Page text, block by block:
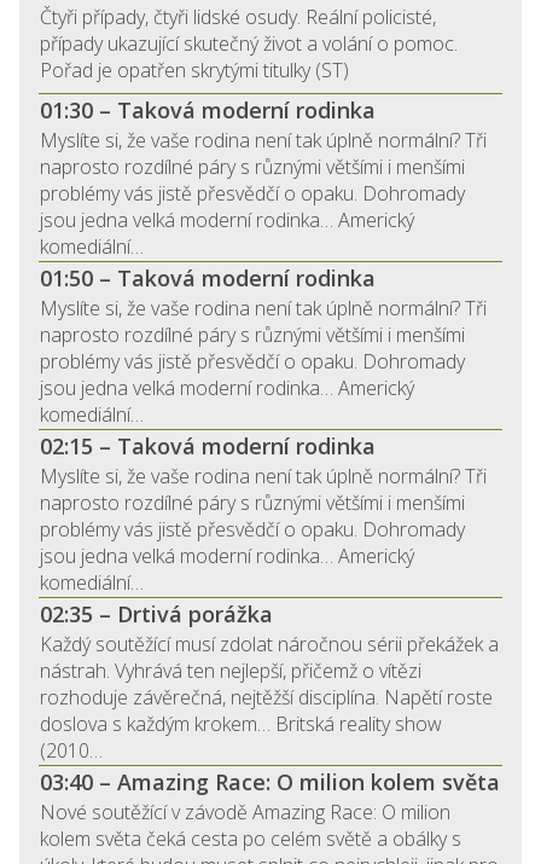
Čtyři případy, čtyři lidské osudy. Reální policisté,
případy ukazující skutečný život a volání o pomoc.
Pořad je opatřen skrytými titulky (ST)
01:30 – Taková moderní rodinka
Myslíte si, že vaše rodina není tak úplně normální? Tři
naprosto rozdílné páry s různými většími i menšími
problémy vás jistě přesvědčí o opaku. Dohromady
jsou jedna velká moderní rodinka… Americký
komediální…
01:50 – Taková moderní rodinka
Myslíte si, že vaše rodina není tak úplně normální? Tři
naprosto rozdílné páry s různými většími i menšími
problémy vás jistě přesvědčí o opaku. Dohromady
jsou jedna velká moderní rodinka… Americký
komediální…
02:15 – Taková moderní rodinka
Myslíte si, že vaše rodina není tak úplně normální? Tři
naprosto rozdílné páry s různými většími i menšími
problémy vás jistě přesvědčí o opaku. Dohromady
jsou jedna velká moderní rodinka… Americký
komediální…
02:35 – Drtivá porážka
Každý soutěžící musí zdolat náročnou sérii překážek a
nástrah. Vyhrává ten nejlepší, přičemž o vítězi
rozhoduje závěrečná, nejtěžší disciplína. Napětí roste
doslova s každým krokem… Britská reality show
(2010…
03:40 – Amazing Race: O milion kolem světa
Nové soutěžící v závodě Amazing Race: O milion
kolem světa čeká cesta po celém světě a obálky s